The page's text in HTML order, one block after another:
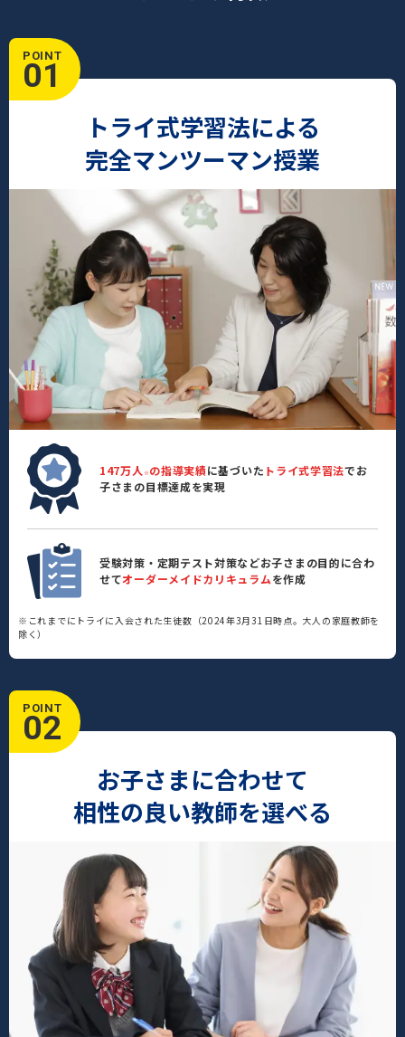
POINT
01
トライ式学習法による
完全マンツーマン授業
147万人 ※ の指導実績に基づいた トライ式学習法でお
子さまの目標達成を実現
受験対策・定期テスト対策などお子さまの目的に合わ
せてオーダーメイドカリキュラムを作成
※これまでにトライに入会された生徒数（2024年3月31日時点。大人の家庭教師を
除く）
POINT
02
お子さまに合わせて
相性の良い教師を選べる